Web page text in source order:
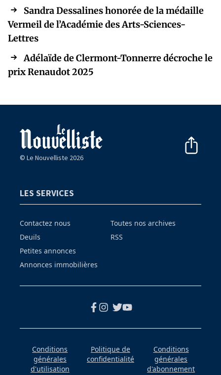
Sandra Dessalines honorée de la médaille
Vermeil de l’Académie des Arts-Sciences-
Lettres
Adélaïde de Clermont-Tonnerre décroche le
prix Renaudot 2025
© Le Nouvelliste 2026
LES SERVICES
Contactez nous
Deuils
Petites annonces
Annonces immobilières
Toutes nos archives
RSS
Conditions
générales
d'utilisation
Politique de
confidentialité
Conditions
générales
d'abonnement